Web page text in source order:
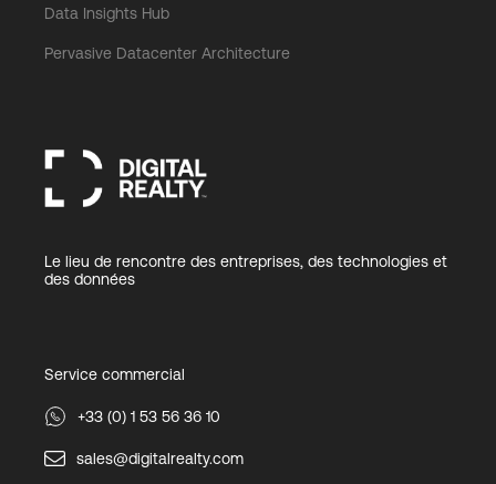
Data Insights Hub
Pervasive Datacenter Architecture
Le lieu de rencontre des entreprises, des technologies et
des données
Service commercial
+33 (0) 1 53 56 36 10
sales@digitalrealty.com